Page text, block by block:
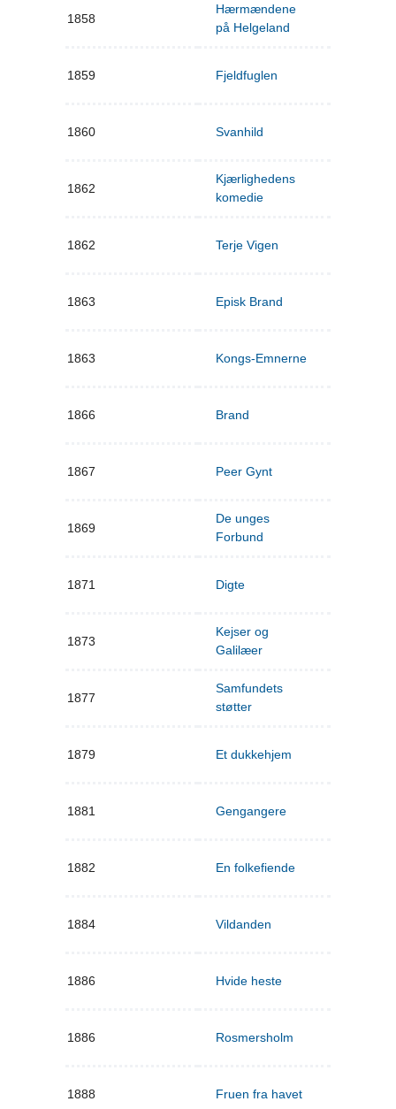
1858
Hærmændene
på Helgeland
1859 Fjeldfuglen
1860 Svanhild
1862
Kjærlighedens
komedie
1862 Terje Vigen
1863 Episk Brand
1863 Kongs-Emnerne
1866 Brand
1867 Peer Gynt
1869
De unges
Forbund
1871 Digte
1873
Kejser og
Galilæer
1877
Samfundets
støtter
1879 Et dukkehjem
1881 Gengangere
1882 En folkefiende
1884 Vildanden
1886 Hvide heste
1886 Rosmersholm
1888 Fruen fra havet